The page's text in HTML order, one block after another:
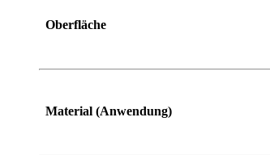
Oberfläche
Material (Anwendung)